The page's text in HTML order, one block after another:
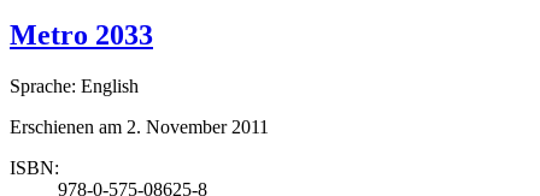
Metro 2033
Sprache: English
Erschienen am 2. November 2011
ISBN:
978-0-575-08625-8